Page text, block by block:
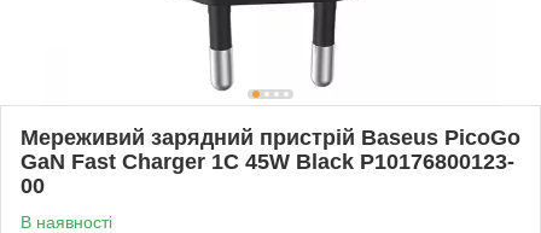
Мереживий зарядний пристрій Baseus PicoGo
GaN Fast Charger 1C 45W Black P10176800123-
00
В наявності